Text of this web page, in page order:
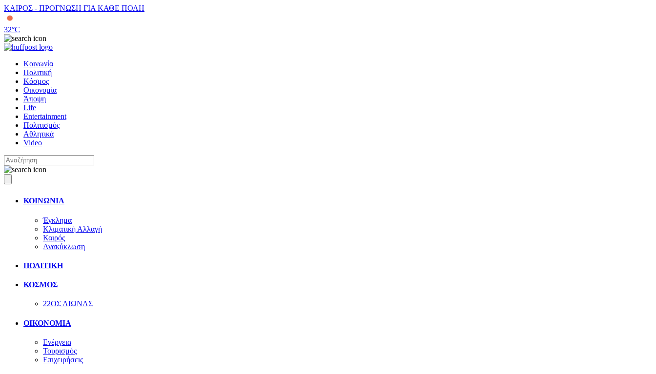
ΚΑΙΡΟΣ - ΠΡΟΓΝΩΣΗ ΓΙΑ ΚΑΘΕ ΠΟΛΗ
32°C
Κοινωνία
Πολιτική
Κόσμος
Οικονομία
Άποψη
Life
Entertainment
Πολιτισμός
Αθλητικά
Video
ΚΟΙΝΩΝΙΑ
Έγκλημα
Κλιματική Αλλαγή
Καιρός
Ανακύκλωση
ΠΟΛΙΤΙΚΗ
ΚΟΣΜΟΣ
22ΟΣ ΑΙΩΝΑΣ
ΟΙΚΟΝΟΜΙΑ
Ενέργεια
Τουρισμός
Επιχειρήσεις